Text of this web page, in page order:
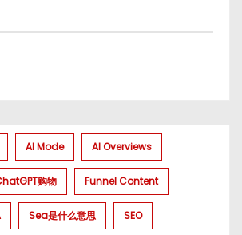
AI Mode AI Overviews
购物 Funnel Content
Sea是什么意思 SEO